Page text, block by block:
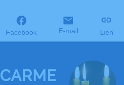
Facebook E-mail Lien